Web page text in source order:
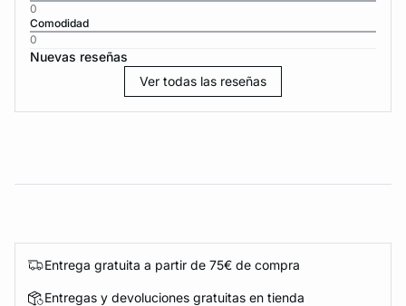
0
Comodidad
0
Nuevas reseñas
Ver todas las reseñas
Entrega gratuita a partir de 75€ de compra
Entregas y devoluciones gratuitas en tienda